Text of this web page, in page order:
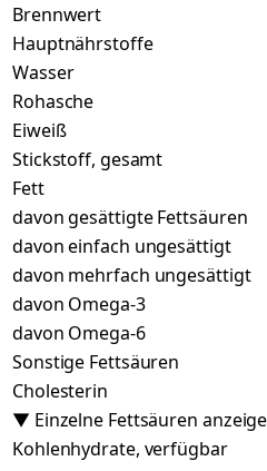
Brennwert
Hauptnährstoffe
Wasser
Rohasche
Eiweiß
Stickstoff, gesamt
Fett
davon gesättigte Fettsäuren
davon einfach ungesättigt
davon mehrfach ungesättigt
davon Omega-3
davon Omega-6
Sonstige Fettsäuren
Cholesterin
▼ Einzelne Fettsäuren
Kohlenhydrate, verfügbar